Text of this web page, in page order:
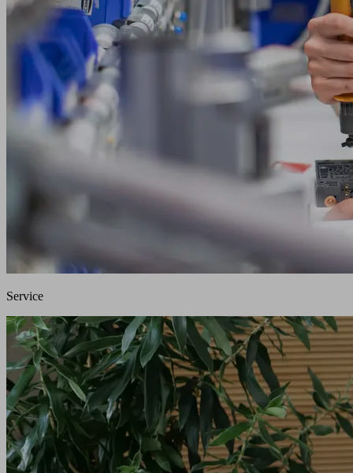
Service